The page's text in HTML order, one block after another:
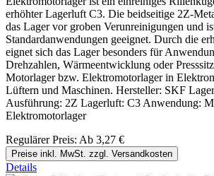
erhöhter Lagerluft C3. Die beidseitige 2Z-
das Lager vor groben Verunreinigungen und
Standardanwendungen geeignet. Durch die
eignet sich das Lager besonders für
Drehzahlen, Wärmeentwicklung oder
Motorlager bzw. Elektromotorlager in
Lüftern und Maschinen. Hersteller: SKF
Ausführung: 2Z Lagerluft: C3 Anwendung:
Elektromotorlager
Regulärer Preis: Ab 3,27 €
Preise inkl. MwSt. zzgl. Versandkosten
Details